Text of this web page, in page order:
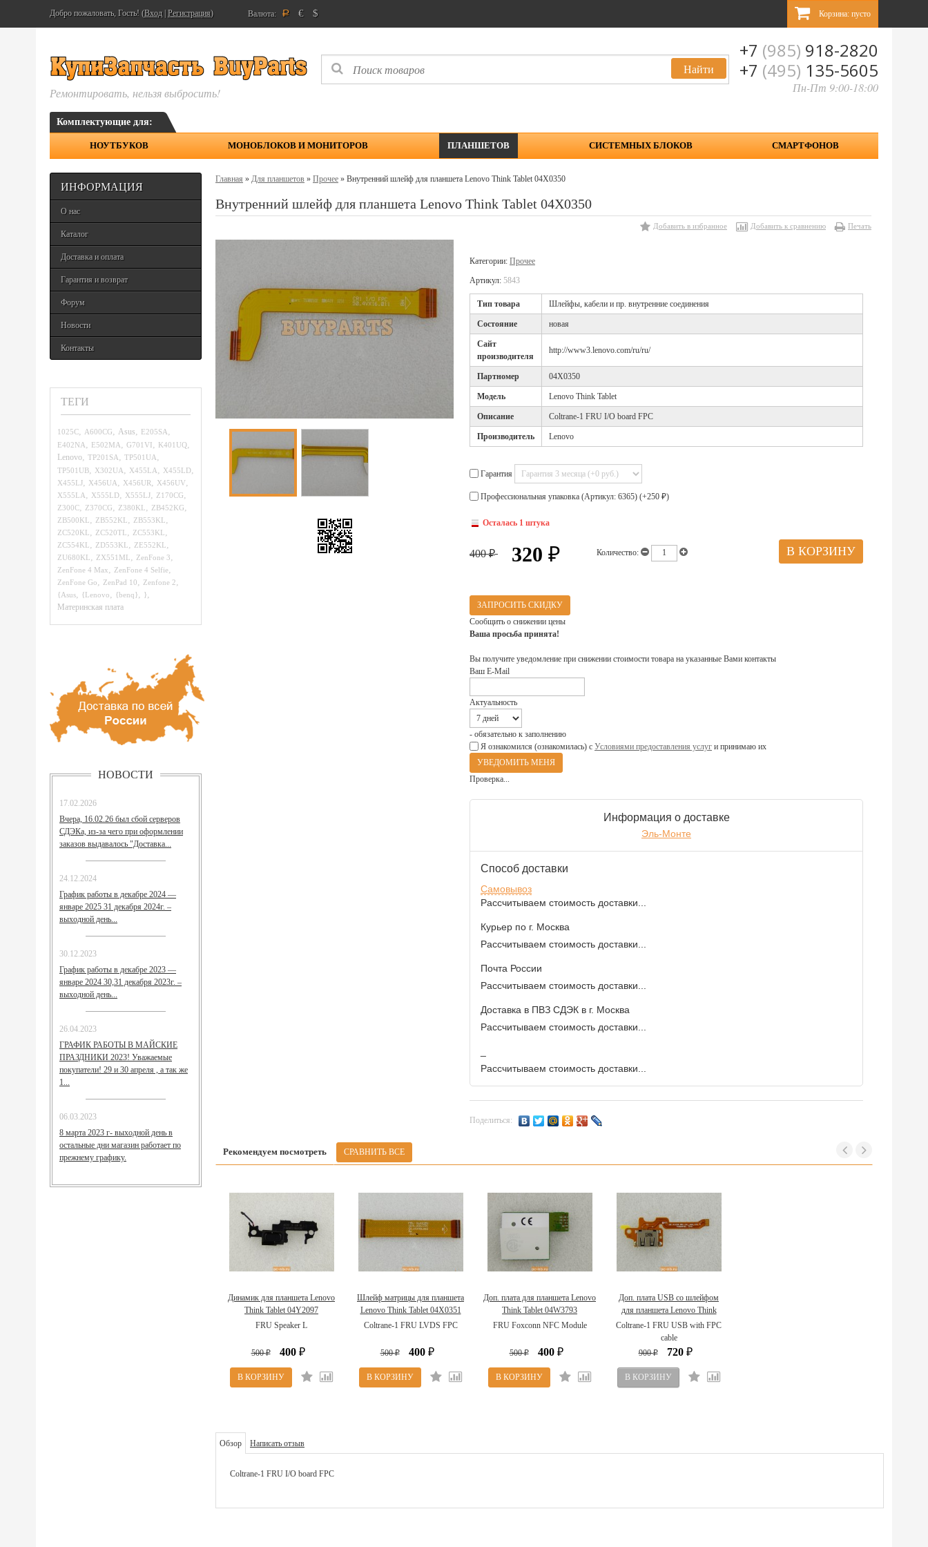
Добро пожаловать, Гость! (Вход Регистрация) Валюта: Р € $ Корзина: пусто
Ремонтировать, нельзя выбросить!
+7 (985) 918-2820
+7 (495) 135-5605
Пн-Пт 9:00-18:00
Комплектующие для:
НОУТБУКОВ МОНОБЛОКОВ И МОНИТОРОВ ПЛАНШЕТОВ СИСТЕМНЫХ БЛОКОВ СМАРТФОНОВ
ИНФОРМАЦИЯ
О нас
Каталог
Доставка и оплата
Гарантия и возврат
Форум
Новости
Контакты
ТЕГИ
1025C, A600CG, Asus, E205SA,
E402NA, E502MA, G701VI, K401UQ,
Lenovo, TP201SA, TP501UA,
TP501UB, X302UA, X455LA, X455LD,
X455LJ, X456UA, X456UR, X456UV,
X555LA, X555LD, X555LJ, Z170CG,
Z300C, Z370CG, Z380KL, ZB452KG,
ZB500KL, ZB552KL, ZB553KL,
ZC520KL, ZC520TL, ZC553KL,
ZC554KL, ZD553KL, ZE552KL,
ZU680KL, ZX551ML, ZenFone 3,
ZenFone 4 Max, ZenFone 4 Selfie,
ZenFone Go, ZenPad 10, Zenfone 2,
{Asus, {Lenovo, {benq}, },
Материнская плата
НОВОСТИ
17.02.2026
Вчера, 16.02.26 был сбой серверов
СДЭКа, из-за чего при оформлении
заказов выдавалось "Доставка...
24.12.2024
График работы в декабре 2024 —
январе 2025 31 декабря 2024г. –
выходной день...
30.12.2023
График работы в декабре 2023 —
январе 2024 30,31 декабря 2023г. –
выходной день...
26.04.2023
ГРАФИК РАБОТЫ В МАЙСКИЕ
ПРАЗДНИКИ 2023! Уважаемые
покупатели! 29 и 30 апреля , а так же
1...
06.03.2023
8 марта 2023 г- выходной день в
остальные дни магазин работает по
прежнему графику.
Главная » Для планшетов » Прочее » Внутренний шлейф для планшета Lenovo Think Tablet 04X0350
Внутренний шлейф для планшета Lenovo Think Tablet 04X0350
Добавить в избранное Добавить к сравнению Печать
Категории: Прочее
Артикул: 5843
Тип товара Шлейфы, кабели и пр. внутренние соединения
Cостояние новая
Cайт
производителя
http://www3.lenovo.com/ru/ru/
Партномер 04X0350
Модель Lenovo Think Tablet
Описание Coltrane-1 FRU I/O board FPC
Производитель Lenovo
Гарантия
Профессиональная упаковка (Артикул: 6365) (+250 ₽)
Осталась 1 штука
400₽ 320 ₽ Количество:
ЗАПРОСИТЬ СКИДКУ
Сообщить о снижении цены
Ваша просьба принята!
Вы получите уведомление при снижении стоимости товара на указанные Вами контакты
Ваш E-Mail
Актуальность
- обязательно к заполнению
Я ознакомился (ознакомилась) с Условиями предоставления услуг и принимаю их
Проверка...
Информация о доставке
Эль-Монте
Способ доставки
Самовывоз
Рассчитываем стоимость доставки...
Курьер по г. Москва
Рассчитываем стоимость доставки...
Почта России
Рассчитываем стоимость доставки...
Доставка в ПВЗ СДЭК в г. Москва
Рассчитываем стоимость доставки...
Рассчитываем стоимость доставки...
Поделиться:
Рекомендуем посмотреть
Динамик для планшета Lenovo
Think Tablet 04Y2097
FRU Speaker L
500₽ 400 ₽
Шлейф матрицы для планшета
Lenovo Think Tablet 04X0351
Coltrane-1 FRU LVDS FPC
500₽ 400 ₽
Доп. плата для планшета Lenovo
Think Tablet 04W3793
FRU Foxconn NFC Module
500₽ 400 ₽
Доп. плата USB со шлейфом
для планшета Lenovo Think
Tablet 04X0386
Coltrane-1 FRU USB with FPC
cable
900₽ 720 ₽
Обзор Написать отзыв
Coltrane-1 FRU I/O board FPC